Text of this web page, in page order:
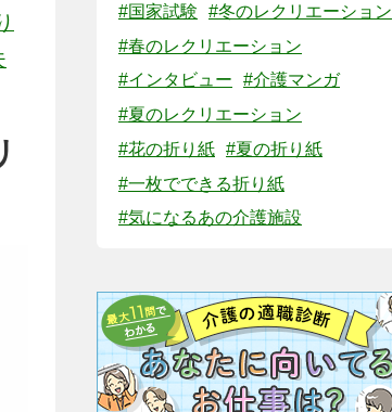
#国家試験
#冬のレクリエーション
#春のレクリエーション
#インタビュー
#介護マンガ
#夏のレクリエーション
#花の折り紙 #夏の折り紙
#一枚でできる折り紙
#気になるあの介護施設